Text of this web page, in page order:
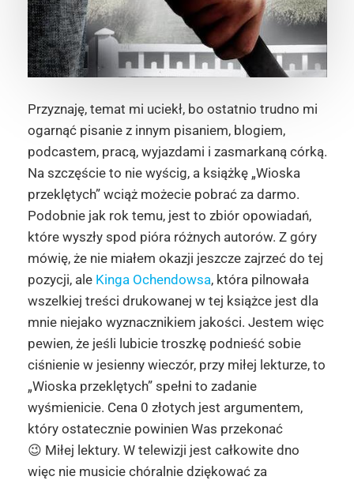
Przyznaję, temat mi uciekł, bo ostatnio trudno mi
ogarnąć pisanie z innym pisaniem, blogiem,
podcastem, pracą, wyjazdami i zasmarkaną córką.
Na szczęście to nie wyścig, a książkę „Wioska
przeklętych” wciąż możecie pobrać za darmo.
Podobnie jak rok temu, jest to zbiór opowiadań,
które wyszły spod pióra różnych autorów. Z góry
mówię, że nie miałem okazji jeszcze zajrzeć do tej
pozycji, ale Kinga Ochendowsa, która pilnowała
wszelkiej treści drukowanej w tej książce jest dla
mnie niejako wyznacznikiem jakości. Jestem więc
pewien, że jeśli lubicie troszkę podnieść sobie
ciśnienie w jesienny wieczór, przy miłej lekturze, to
„Wioska przeklętych” spełni to zadanie
wyśmienicie. Cena 0 złotych jest argumentem,
który ostatecznie powinien Was przekonać
😉 Miłej lektury. W telewizji jest całkowite dno
więc nie musicie chóralnie dziękować za